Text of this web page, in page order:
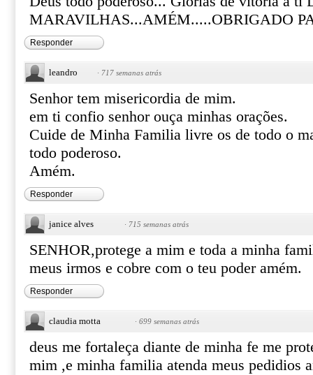
MARAVILHAS...AMÉM.....OBRIGADO
Responder
leandro · 717 semanas atrás
Senhor tem misericordia de mim.
em ti confio senhor ouça minhas orações.
Cuide de Minha Familia livre os de todo o
todo poderoso.
Amém.
Responder
janice alves · 715 semanas atrás
SENHOR,protege a mim e toda a minha
meus irmos e cobre com o teu poder amém.
Responder
claudia motta · 699 semanas atrás
deus me fortaleça diante de minha fe me
mim ,e minha familia atenda meus pedidios